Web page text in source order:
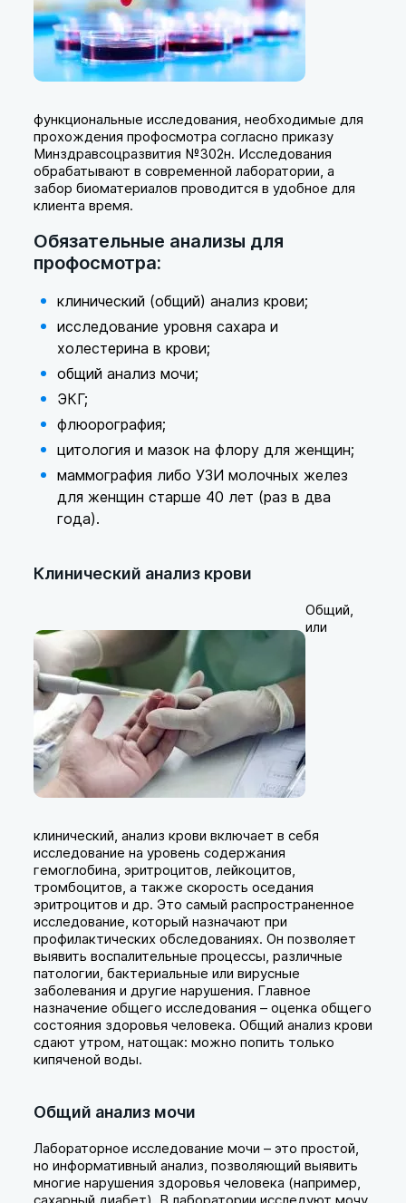
функциональные исследования, необходимые для
прохождения профосмотра согласно приказу
Минздравсоцразвития №302н. Исследования
обрабатывают в современной лаборатории, а
забор биоматериалов проводится в удобное для
клиента время.
Обязательные анализы для
профосмотра:
клинический (общий) анализ крови;
исследование уровня сахара и
холестерина в крови;
общий анализ мочи;
ЭКГ;
флюорография;
цитология и мазок на флору для женщин;
маммография либо УЗИ молочных желез
для женщин старше 40 лет (раз в два
года).
Клинический анализ крови
Общий,
или
клинический, анализ крови включает в себя
исследование на уровень содержания
гемоглобина, эритроцитов, лейкоцитов,
тромбоцитов, а также скорость оседания
эритроцитов и др. Это самый распространенное
исследование, который назначают при
профилактических обследованиях. Он позволяет
выявить воспалительные процессы, различные
патологии, бактериальные или вирусные
заболевания и другие нарушения. Главное
назначение общего исследования – оценка общего
состояния здоровья человека. Общий анализ крови
сдают утром, натощак: можно попить только
кипяченой воды.
Общий анализ мочи
Лабораторное исследование мочи – это простой,
но информативный анализ, позволяющий выявить
многие нарушения здоровья человека (например,